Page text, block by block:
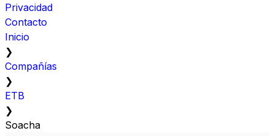
Privacidad
Contacto
Inicio
❯
Compañías
❯
ETB
❯
Soacha